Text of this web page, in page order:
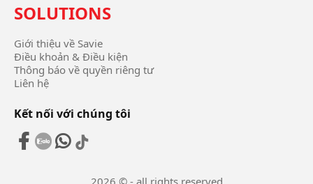
SOLUTIONS
Giới thiệu về Savie
Điều khoản & Điều kiện
Thông báo về quyền riêng tư
Liên hệ
Kết nối với chúng tôi
2026 © - all rights reserved